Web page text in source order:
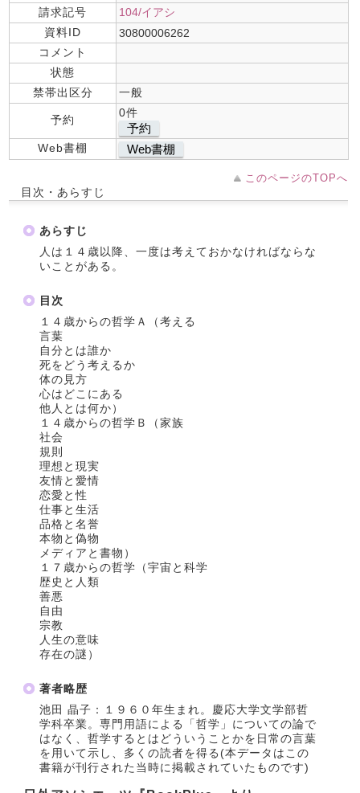
請求記号
104/イアシ
資料ID
30800006262
コメント
状態
禁帯出区分
一般
予約
0件
予約
Web書棚 Web書棚
このページのTOPへ
目次・あらすじ
あらすじ
人は１４歳以降、一度は考えておかなければならな
いことがある。
目次
１４歳からの哲学Ａ（考える
言葉
自分とは誰か
死をどう考えるか
体の見方
心はどこにある
他人とは何か）
１４歳からの哲学Ｂ（家族
社会
規則
理想と現実
友情と愛情
恋愛と性
仕事と生活
品格と名誉
本物と偽物
メディアと書物）
１７歳からの哲学（宇宙と科学
歴史と人類
善悪
自由
宗教
人生の意味
存在の謎）
著者略歴
池田 晶子：１９６０年生まれ。慶応大学文学部哲
学科卒業。専門用語による「哲学」についての論で
はなく、哲学するとはどういうことかを日常の言葉
を用いて示し、多くの読者を得る(本データはこの
書籍が刊行された当時に掲載されていたものです)